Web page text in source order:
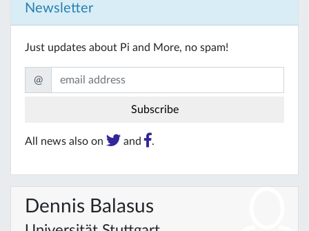
Newsletter
Just updates about Pi and More, no spam!
@
All news also on and .
Dennis Balasus